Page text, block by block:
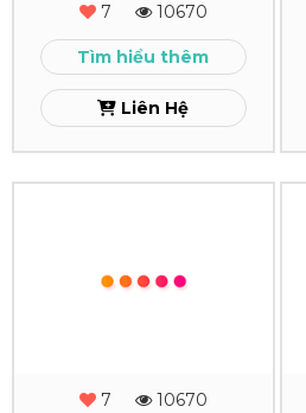
Theo
Yêu
Cầu
7 10670
Tìm hiểu thêm
Liên Hệ
Công
7 10670